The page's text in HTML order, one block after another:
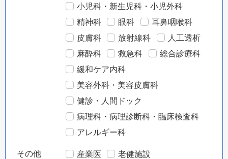
小児科・新生児科・小児外科
精神科
眼科
耳鼻咽喉科
皮膚科
放射線科
人工透析
麻酔科
救急科
総合診療科
緩和ケア内科
美容外科・美容皮膚科
健診・人間ドック
病理科・病理診断科・臨床検査科
アレルギー科
その他 産業医
老健施設